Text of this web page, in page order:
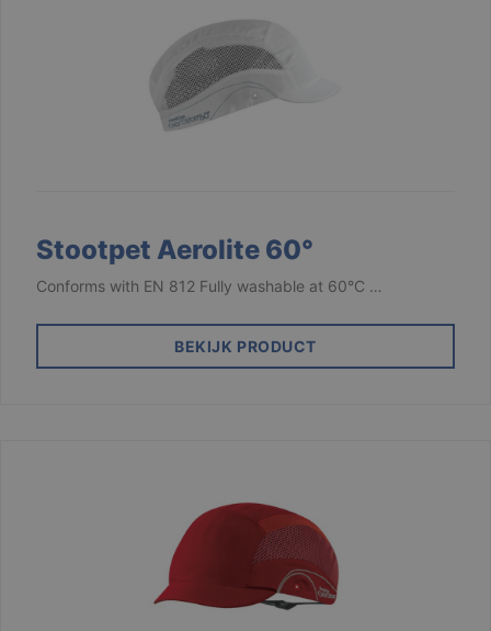
Stootpet Aerolite 60°
Conforms with EN 812 Fully washable at 60°C …
BEKIJK PRODUCT